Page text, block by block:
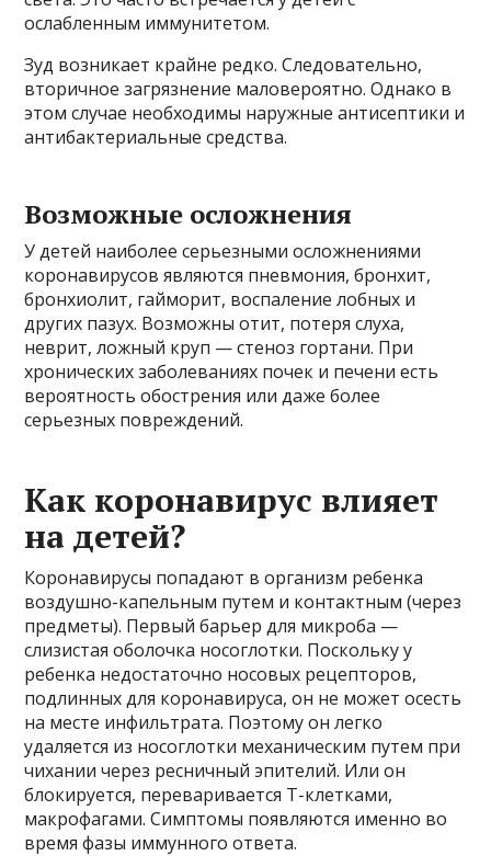
ослабленным иммунитетом.
Зуд возникает крайне редко. Следовательно,
вторичное загрязнение маловероятно. Однако в
этом случае необходимы наружные антисептики и
антибактериальные средства.
Возможные осложнения
У детей наиболее серьезными осложнениями
коронавирусов являются пневмония, бронхит,
бронхиолит, гайморит, воспаление лобных и
других пазух. Возможны отит, потеря слуха,
неврит, ложный круп — стеноз гортани. При
хронических заболеваниях почек и печени есть
вероятность обострения или даже более
серьезных повреждений.
Как коронавирус влияет
на детей?
Коронавирусы попадают в организм ребенка
воздушно-капельным путем и контактным (через
предметы). Первый барьер для микроба —
слизистая оболочка носоглотки. Поскольку у
ребенка недостаточно носовых рецепторов,
подлинных для коронавируса, он не может осесть
на месте инфильтрата. Поэтому он легко
удаляется из носоглотки механическим путем при
чихании через ресничный эпителий. Или он
блокируется, переваривается Т-клетками,
макрофагами. Симптомы появляются именно во
время фазы иммунного ответа.